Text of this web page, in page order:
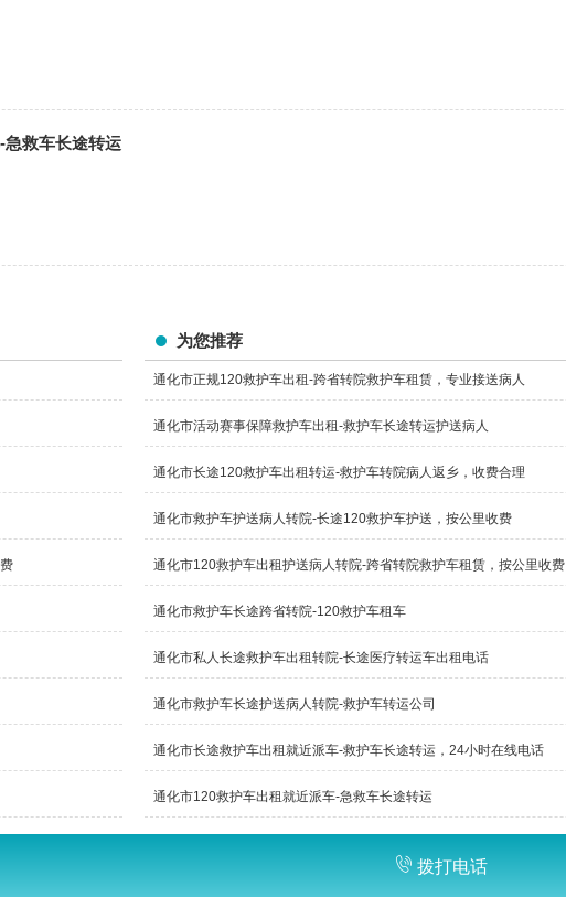
急救车长途转运
为您推荐
通化市正规120救护车出租-跨省转院救护车租赁，专业接送病人
通化市活动赛事保障救护车出租-救护车长途转运护送病人
通化市长途120救护车出租转运-救护车转院病人返乡，收费合理
通化市救护车护送病人转院-长途120救护车护送，按公里收费
通化市120救护车出租护送病人转院-跨省转院救护车租赁，按公里收费
通化市救护车长途跨省转院-120救护车租车
通化市私人长途救护车出租转院-长途医疗转运车出租电话
通化市救护车长途护送病人转院-救护车转运公司
通化市长途救护车出租就近派车-救护车长途转运，24小时在线电话
通化市120救护车出租就近派车-急救车长途转运
拨打电话